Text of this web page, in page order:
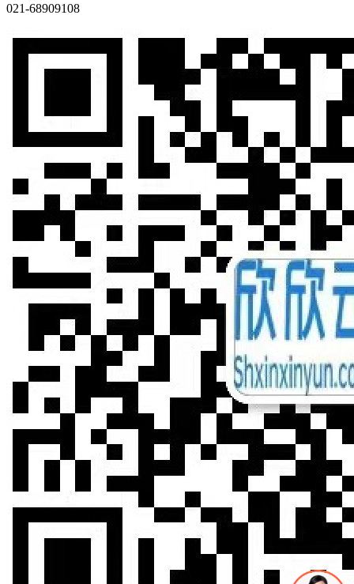
021-68909108